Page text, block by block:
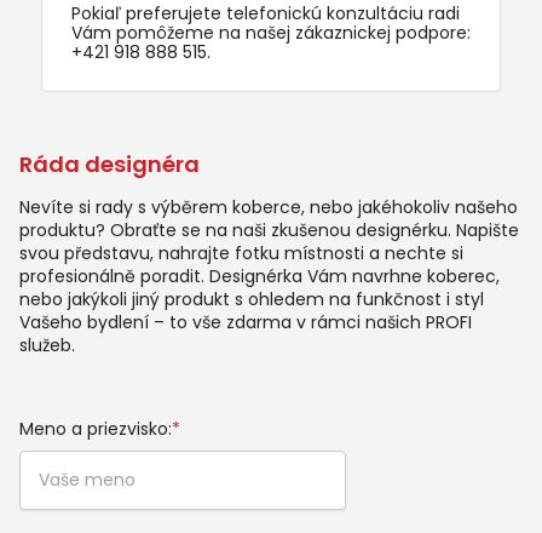
Ráda designéra
Nevíte si rady s výběrem koberce, nebo jakéhokoliv našeho
produktu? Obraťte se na naši zkušenou designérku. Napište
svou představu, nahrajte fotku místnosti a nechte si
profesionálně poradit. Designérka Vám navrhne koberec,
nebo jakýkoli jiný produkt s ohledem na funkčnost i styl
Vašeho bydlení – to vše zdarma v rámci našich PROFI
služeb.
Meno a priezvisko:*
Pokiaľ preferujete telefonickú konzultáciu radi
Vám pomôžeme na našej zákaznickej podpore:
+421 918 888 515.